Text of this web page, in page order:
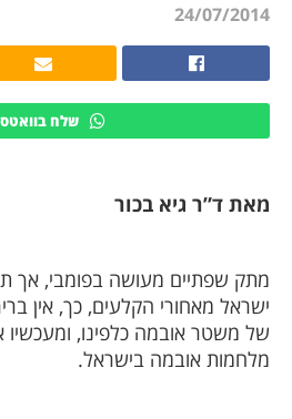
24/07/2014
שלח
מאת ד”ר גיא בכור
מתק שפתיים מעושה בפומבי, אך
ישראל מאחורי הקלעים, כך, אין
של משטר אובמה כלפינו,
מלחמות אובמה בישראל.